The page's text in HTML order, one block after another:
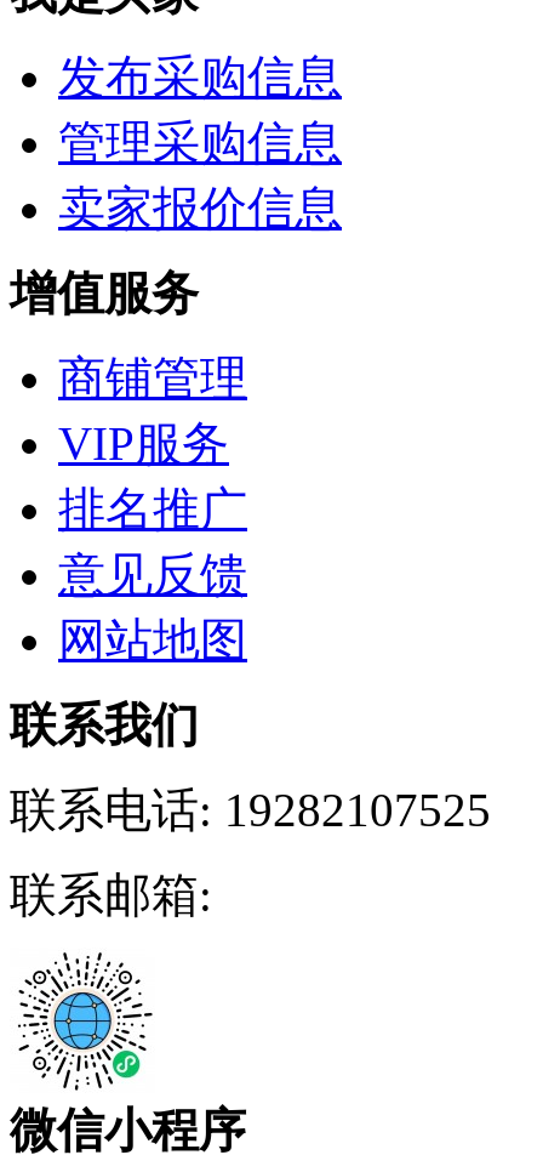
发布采购信息
管理采购信息
卖家报价信息
增值服务
商铺管理
VIP服务
排名推广
意见反馈
网站地图
联系我们
联系电话: 19282107525
联系邮箱:
微信小程序